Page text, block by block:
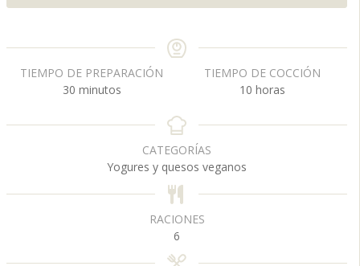
TIEMPO DE PREPARACIÓN
30m
n
s
minutos
TIEMPO DE COCCIÓN
10h
r
horas
CATEGORÍAS
Yogures y quesos veganos
RACIONES
6